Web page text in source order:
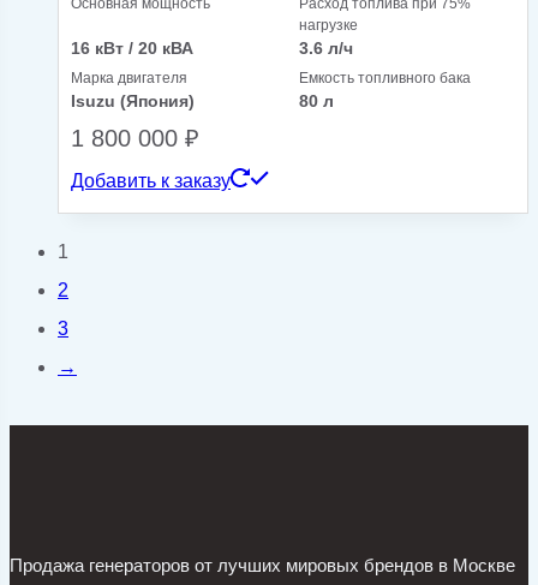
16 кВт / 20 кВА
нагрузке
3.6 л/ч
Марка двигателя
Isuzu (Япония)
Емкость топливного бака
80 л
1 800 000 ₽
Добавить к заказу
1
2
3
→
Продажа генераторов от лучших мировых брендов в Москве